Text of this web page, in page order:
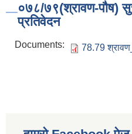
०७८/७९(श्रावण-पौष)
प्रतिवेदन
Documents: 78.79